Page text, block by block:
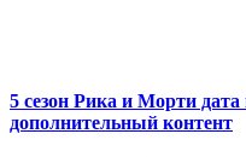
5 сезон Рика и Морти
дополнительный контент